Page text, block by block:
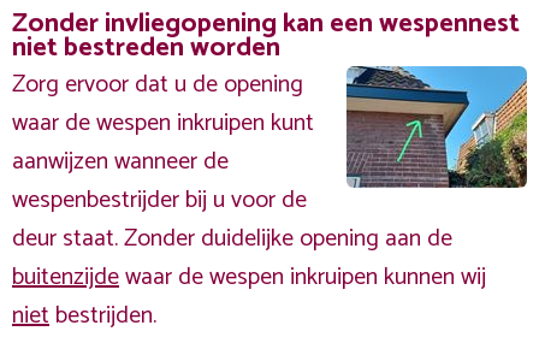
Zonder invliegopening kan een wespennest
niet bestreden worden
Zorg ervoor dat u de opening
waar de wespen inkruipen kunt
aanwijzen wanneer de
wespenbestrijder bij u voor de
deur staat. Zonder duidelijke opening aan de
buitenzijdewaar de wespen inkruipen kunnen wij
nietbestrijden.